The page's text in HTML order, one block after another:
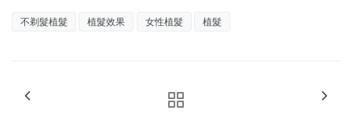
不剃髮植髮 植髮效果 女性植髮 植髮